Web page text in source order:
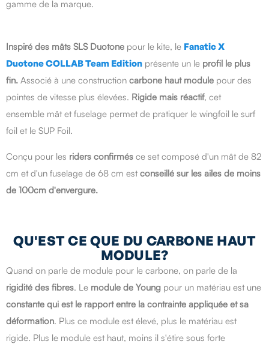
gamme de la marque.
Inspiré des mâts SLS Duotone pour le kite, le Fanatic X
Duotone COLLAB Team Edition présente un le profil le plus
fin. Associé à une construction carbone haut module pour des
pointes de vitesse plus élevées. Rigide mais réactif, cet
ensemble mât et fuselage permet de pratiquer le wingfoil le surf
foil et le SUP Foil.
Conçu pour les riders confirmés ce set composé d'un mât de 82
cm et d'un fuselage de 68 cm est conseillé sur les ailes de moins
de 100cm d'envergure.
QU'EST CE QUE DU CARBONE HAUT
MODULE?
Quand on parle de module pour le carbone, on parle de la
rigidité des fibres. Le module de Young pour un matériau est une
constante qui est le rapport entre la contrainte appliquée et sa
déformation. Plus ce module est élevé, plus le matériau est
rigide. Plus le module est haut, moins il s'étire sous forte